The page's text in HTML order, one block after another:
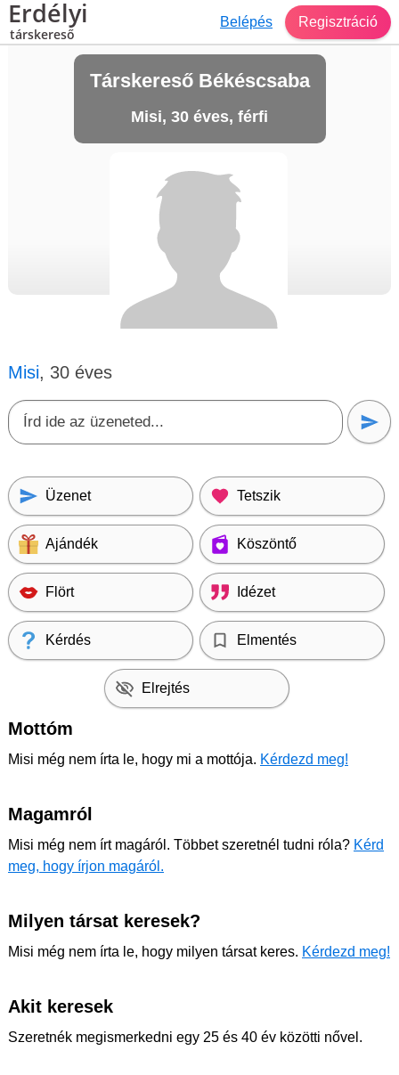
Erdélyi
társkereső
Belépés Regisztráció
Társkereső Békéscsaba
Misi, 30 éves, férfi
Misi, 30 éves
Üzenet Tetszik
Ajándék Köszöntő
Flört Idézet
Kérdés Elmentés
Elrejtés
Mottóm
Misi még nem írta le, hogy mi a mottója. Kérdezd meg!
Magamról
Misi még nem írt magáról. Többet szeretnél tudni róla? Kérd
meg, hogy írjon magáról.
Milyen társat keresek?
Misi még nem írta le, hogy milyen társat keres. Kérdezd meg!
Akit keresek
Szeretnék megismerkedni egy 25 és 40 év közötti nővel.